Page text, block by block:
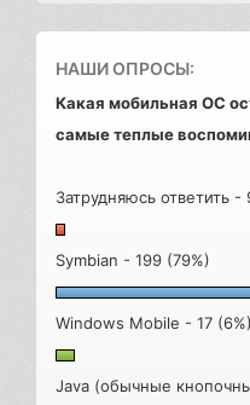
НАШИ ОПРОСЫ:
Какая мобильная ОС
самые теплые
Затрудняюсь ответить -
Symbian - 199 (79%)
Windows Mobile - 17 (6%)
Java (обычные